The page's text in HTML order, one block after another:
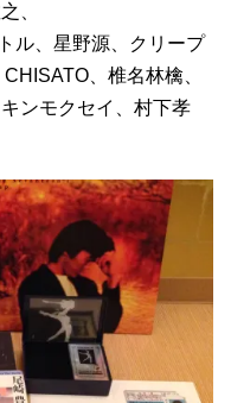
、
ル、星野源、クリープ
、椎名林檎、
ンモクセイ、村下孝